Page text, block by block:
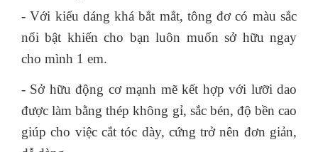
- Với kiểu dáng khá bắt mắt, tông đơ có màu sắc
nổi bật khiến cho bạn luôn muốn sở hữu ngay
cho mình 1 em.
- Sở hữu động cơ mạnh mẽ kết hợp với lưỡi dao
được làm bằng thép không gỉ, sắc bén, độ bền cao
giúp cho việc cắt tóc dày, cứng trở nên đơn giản,